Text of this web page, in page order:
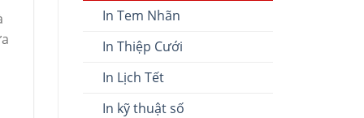
In Tem Nhãn
In Thiệp Cưới
In Lịch Tết
In kỹ thuật số